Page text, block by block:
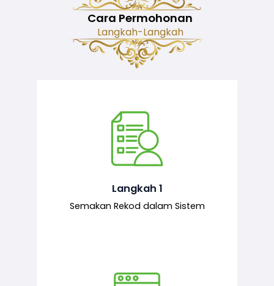
Cara Permohonan
Langkah-Langkah
Langkah 1
Semakan Rekod dalam Sistem
Semakan ke atas sejarah permohonan
yang pernah dibuat oleh pemohon,